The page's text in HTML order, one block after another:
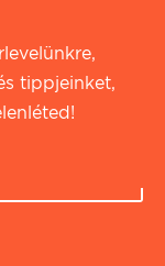
tippjeinket,